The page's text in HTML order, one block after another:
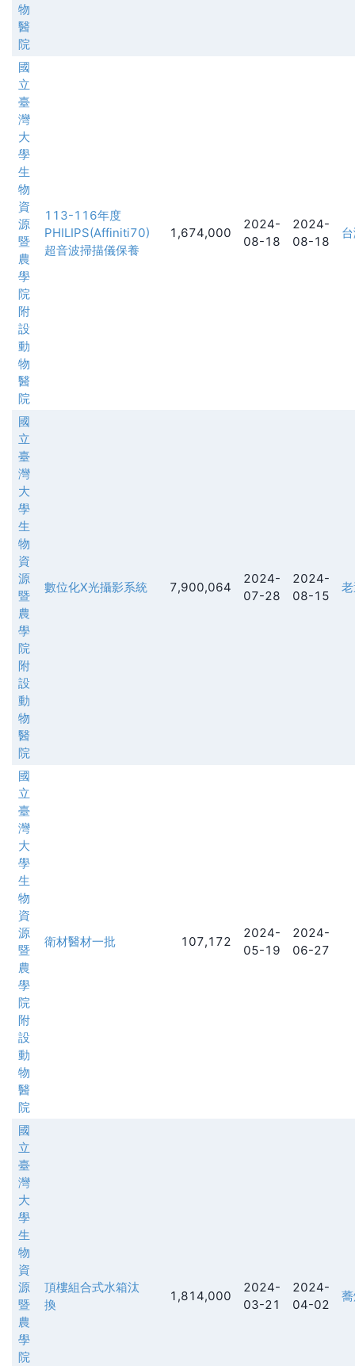
物
醫
院
國
立
臺
灣
大
學
生
物
資
源
暨
農
學
院
附
設
動
物
醫
院
113-116年度
PHILIPS(Affiniti70)
超音波掃描儀保養
1,674,000
2024-
08-18
2024-
08-18
國
立
臺
灣
大
學
生
物
資
源
暨
農
學
院
附
設
動
物
醫
院
數位化X光攝影系統 7,900,064
2024-
07-28
2024-
08-15
國
立
臺
灣
大
學
生
物
資
源
暨
農
學
院
附
設
動
物
醫
院
衛材醫材一批 107,172
2024-
05-19
2024-
06-27
國
立
臺
灣
大
學
生
物
資
源
暨
農
學
院
頂樓組合式水箱汰
換
1,814,000
2024-
03-21
2024-
04-02